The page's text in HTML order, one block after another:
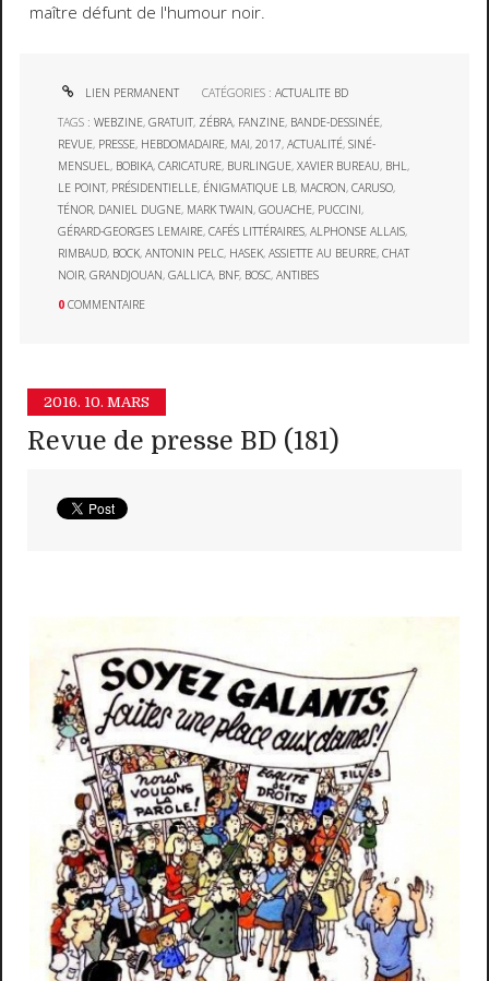
maître défunt de l'humour noir.
LIEN PERMANENT CATÉGORIES :ACTUALITE BD
TAGS :WEBZINE,GRATUIT, ZÉBRA, FANZINE, BANDE-DESSINÉE,
REVUE, PRESSE, HEBDOMADAIRE, MAI,2017,ACTUALITÉ,SINÉ-
MENSUEL, BOBIKA,CARICATURE, BURLINGUE,XAVIER BUREAU, BHL,
LE POINT, PRÉSIDENTIELLE, ÉNIGMATIQUE LB, MACRON,CARUSO,
TÉNOR, DANIEL DUGNE, MARK TWAIN,GOUACHE, PUCCINI,
GÉRARD-GEORGES LEMAIRE,CAFÉS LITTÉRAIRES,ALPHONSE ALLAIS,
RIMBAUD, BOCK,ANTONIN PELC, HASEK,ASSIETTE AU BEURRE,CHAT
NOIR,GRANDJOUAN,GALLICA, BNF, BOSC,ANTIBES
0 COMMENTAIRE
2016. 10. MARS
Revue de presse BD (181)